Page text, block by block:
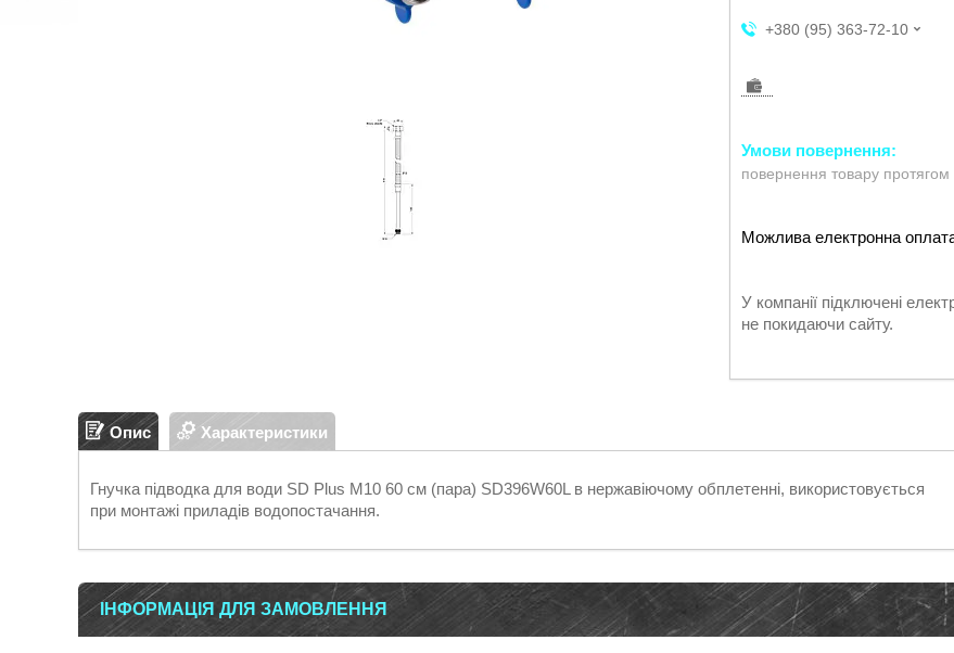
+380 (95) 363-72-10
повернення товару протягом
У компанії підключені
не покидаючи сайту.
Опис Характеристики
Гнучка підводка для води SD Plus М10 60 см (пара) SD396W60L в нержавіючому обплетенні, використовується
при монтажі приладів водопостачання.
ІНФОРМАЦІЯ ДЛЯ ЗАМОВЛЕННЯ